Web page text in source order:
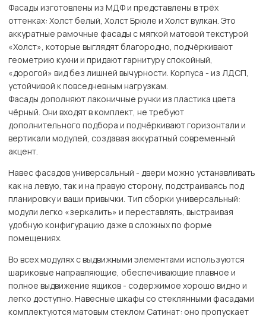
Фасады изготовлены из МДФ и представлены в трёх
оттенках: Холст белый, Холст Брюле и Холст вулкан. Это
аккуратные рамочные фасады с мягкой матовой текстурой
«Холст», которые выглядят благородно, подчёркивают
геометрию кухни и придают гарнитуру спокойный,
«дорогой» вид без лишней вычурности. Корпуса - из ЛДСП,
устойчивой к повседневным нагрузкам.
Фасады дополняют лаконичные ручки из пластика цвета
чёрный. Они входят в комплект, не требуют
дополнительного подбора и подчёркивают горизонтали и
вертикали модулей, создавая аккуратный современный
акцент.
Навес фасадов универсальный - двери можно устанавливать
как на левую, так и на правую сторону, подстраиваясь под
планировку и ваши привычки. Тип сборки универсальный:
модули легко «зеркалить» и переставлять, выстраивая
удобную конфигурацию даже в сложных по форме
помещениях.
Во всех модулях с выдвижными элементами используются
шариковые направляющие, обеспечивающие плавное и
полное выдвижение ящиков - содержимое хорошо видно и
легко доступно. Навесные шкафы со стеклянными фасадами
комплектуются матовым стеклом Сатинат: оно пропускает